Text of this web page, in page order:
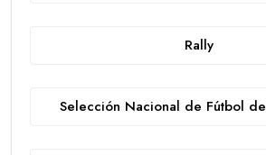
Rally
Selección Nacional de Fútbol